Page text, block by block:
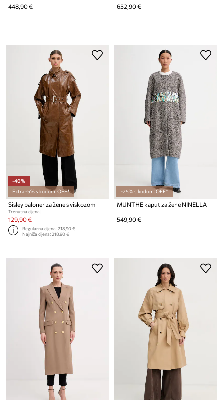
448,90 € 652,90 €
-40%
Extra -5% s kodom: OFF*
Sisley baloner za žene s viskozom
Trenutna cijena:
129,90 €
Regularna cijena:218,90 €
Najniža cijena:218,90 €
-25% s kodom: OFF*
MUNTHE kaput za žene NINELLA
549,90 €